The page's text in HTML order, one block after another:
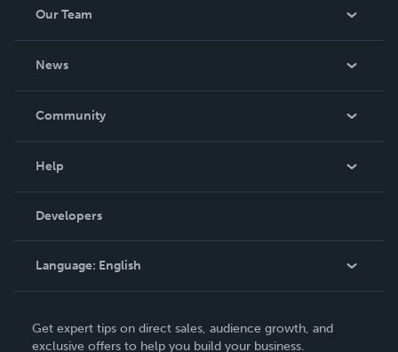
Our Team
News
In The News
Community
Podcast
Help
Order Lookup
Knowledge Base
Contact Support
Developers
Language: English
Deutsch
Get expert tips on direct sales, audience growth, and
exclusive offers to help you build your business.